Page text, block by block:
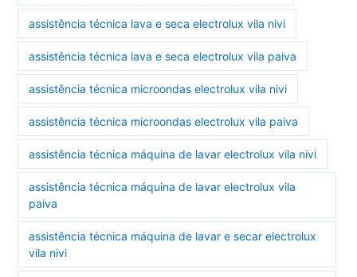
assistência técnica lava e seca electrolux vila nivi
assistência técnica lava e seca electrolux vila paiva
assistência técnica microondas electrolux vila nivi
assistência técnica microondas electrolux vila paiva
assistência técnica máquina de lavar electrolux vila nivi
assistência técnica máquina de lavar electrolux vila
paiva
assistência técnica máquina de lavar e secar electrolux
vila nivi